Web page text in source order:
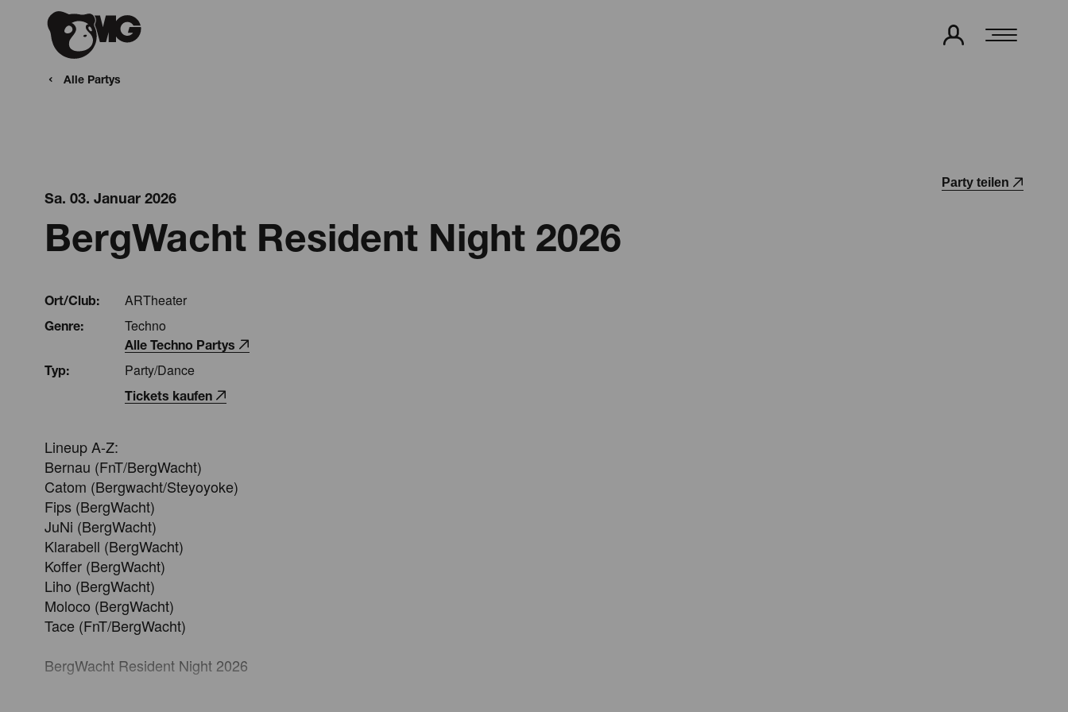
Alle Partys
Party teilen
Sa. 03. Januar 2026
BergWacht Resident Night 2026
Ort/Club: ARTheater
Genre: Techno
Alle Techno Partys
Typ:
Party/Dance
Tickets kaufen
Lineup A-Z:
Bernau (FnT/BergWacht)
Catom (Bergwacht/Steyoyoke)
Fips (BergWacht)
JuNi (BergWacht)
Klarabell (BergWacht)
Koffer (BergWacht)
Liho (BergWacht)
Moloco (BergWacht)
Tace (FnT/BergWacht)
BergWacht Resident Night 2026